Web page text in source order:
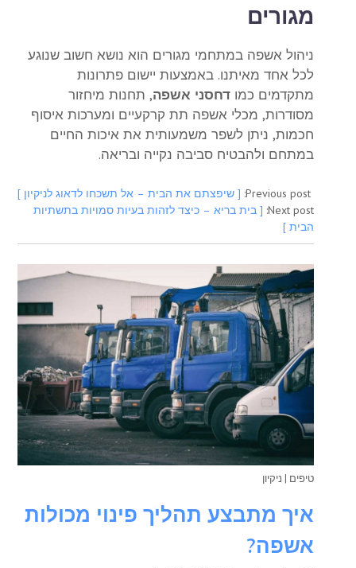
מגורים
ניהול אשפה במתחמי מגורים הוא נושא חשוב שנוגע
לכל אחד מאיתנו. באמצעות יישום פתרונות
מתקדמים כמודחסני אשפה, תחנות מיחזור
מסודרות, מכלי אשפה תת קרקעיים ומערכות איסוף
חכמות, ניתן לשפר משמעותית את איכות החיים
במתחם ולהבטיח סביבה נקייה ובריאה.
Previous post: [ שיפצתם את הבית – אל תשכחו לדאוג לניקיון ]
Next post: [ בית בריא – כיצד לזהות בעיות סמויות בתשתיות
הבית ]
טיפים | ניקיון
איך מתבצע תהליך פינוי מכולות
אשפה?